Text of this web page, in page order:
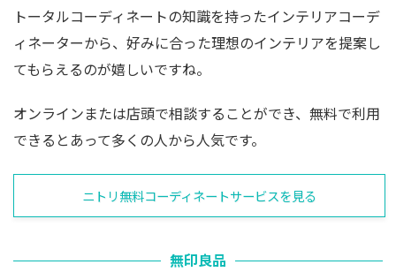
トータルコーディネートの知識を持ったインテリアコーデ
ィネーターから、好みに合った理想のインテリアを提案し
てもらえるのが嬉しいですね。
オンラインまたは店頭で相談することができ、無料で利用
できるとあって多くの人から人気です。
ニトリ無料コーディネートサービスを見る
無印良品